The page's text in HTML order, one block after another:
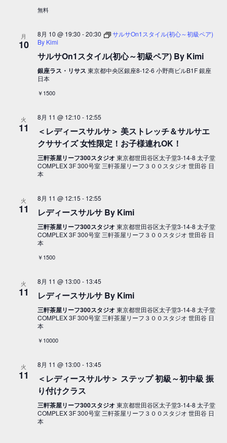
無料
月
10
8月 10 @ 19:30 -20:30
サルサOn1スタイル(初心～初級ペア)
By Kimi
サルサOn1スタイル(初心～初級ペア) By Kimi
銀座ラス・リサス 東京都中央区銀座8-12-6 小野商ビルB1F 銀座
日本
￥1500
火
11
8月 11 @ 12:10 - 12:55
＜レディースサルサ＞ 美ストレッチ＆サルサエ
クササイズ 女性限定！お子様連れOK！
三軒茶屋リーフ300スタジオ 東京都世田谷区太子堂3-14-8 太子堂
COMPLEX 3F 300号室 三軒茶屋リーフ３００スタジオ 世田谷 日
本
火
11
8月 11 @ 12:15 - 12:55
レディースサルサ By Kimi
三軒茶屋リーフ300スタジオ 東京都世田谷区太子堂3-14-8 太子堂
COMPLEX 3F 300号室 三軒茶屋リーフ３００スタジオ 世田谷 日
本
￥1500
火
11
8月 11 @ 13:00 - 13:45
レディースサルサ By Kimi
三軒茶屋リーフ300スタジオ 東京都世田谷区太子堂3-14-8 太子堂
COMPLEX 3F 300号室 三軒茶屋リーフ３００スタジオ 世田谷 日
本
￥10000
火
11
8月 11 @ 13:00 - 13:45
＜レディースサルサ＞ ステップ 初級～初中級 振
り付けクラス
三軒茶屋リーフ300スタジオ 東京都世田谷区太子堂3-14-8 太子堂
COMPLEX 3F 300号室 三軒茶屋リーフ３００スタジオ 世田谷 日
本